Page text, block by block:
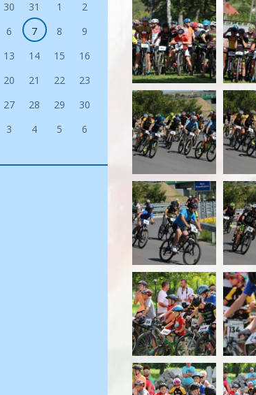
30 31 1
2
6 7 8
9
13 14 15
16
20 21 22
23
27 28 29
30
3 4 5 6